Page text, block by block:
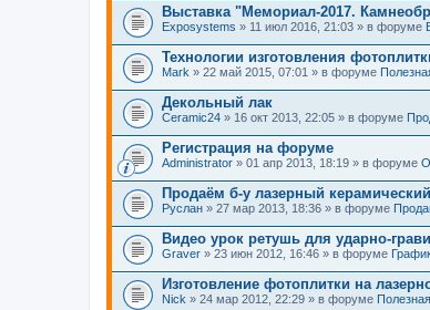
Выставка "Мемориал-2017.
Exposystems » 11 июл 2016, 21:03 » в форуме
Технологии изготовления
Mark » 22 май 2015, 07:01 » в форуме
Декольный лак
Ceramic24 » 16 окт 2013, 22:05 » в форуме
Регистрация на форуме
Administrator » 01 апр 2013, 18:19 » в форуме
Продаём б-у лазерный
Руслан » 27 мар 2013, 18:36 » в форуме
Видео урок ретушь для ударно-
Graver » 23 июн 2012, 16:46 » в форуме
Изготовление фотоплитки на
Nick » 24 мар 2012, 22:29 » в форуме